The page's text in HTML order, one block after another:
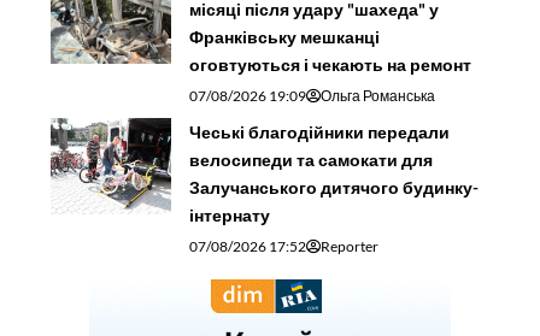
місяці після удару "шахеда" у
Франківську мешканці
оговтуються і чекають на ремонт
07/08/2026 19:09 Ольга Романська
Чеські благодійники передали
велосипеди та самокати для
Залучанського дитячого будинку-
інтернату
07/08/2026 17:52 Reporter